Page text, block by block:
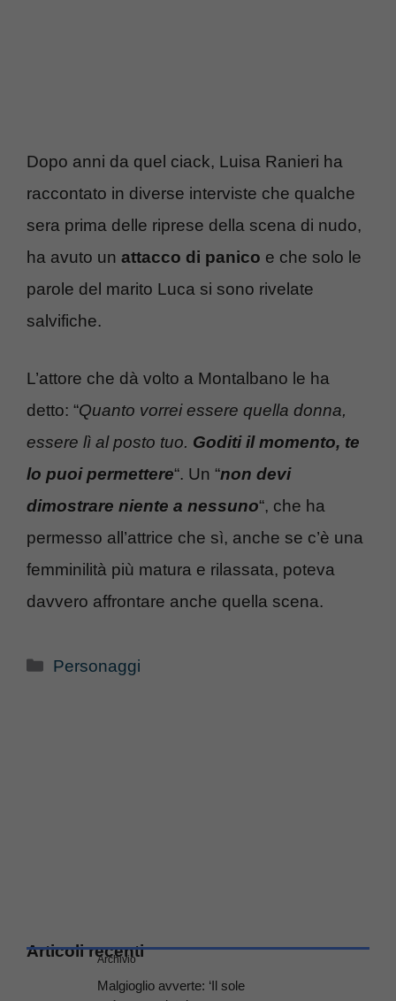
Dopo anni da quel ciack, Luisa Ranieri ha
raccontato in diverse interviste che qualche
sera prima delle riprese della scena di nudo,
ha avuto un attacco di panico e che solo le
parole del marito Luca si sono rivelate
salvifiche.
L’attore che dà volto a Montalbano le ha
detto: “Quanto vorrei essere quella donna,
essere lì al posto tuo. Goditi il momento, te
lo puoi permettere“. Un “non devi
dimostrare niente a nessuno“, che ha
permesso all’attrice che sì, anche se c’è una
femminilità più matura e rilassata, poteva
davvero affrontare anche quella scena.
Categorie
Personaggi
Articoli recenti
Archivio
Malgioglio avverte: ‘Il sole